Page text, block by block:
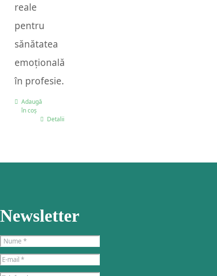
reale
pentru
sănătatea
emoțională
în profesie.
Adaugă
în coș
Detalii
Newsletter